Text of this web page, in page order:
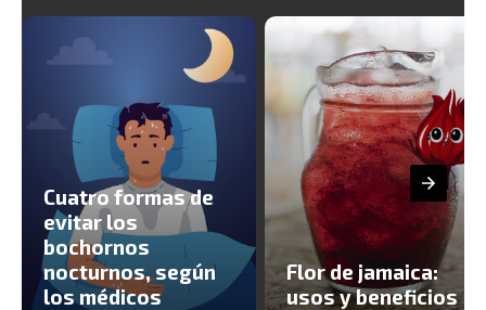
Cuatro formas de
evitar los
bochornos
nocturnos, según
los médicos
Flor de jamaica:
usos y beneficios